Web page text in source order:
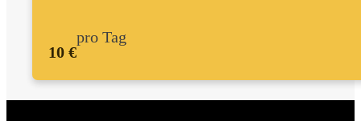
10 €
pro Tag